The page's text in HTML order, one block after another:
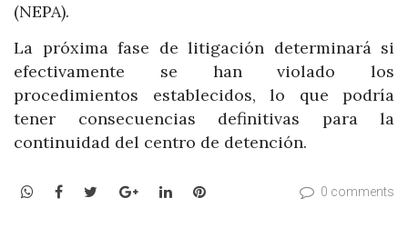
(NEPA).
La próxima fase de litigación determinará si
efectivamente se han violado los
procedimientos establecidos, lo que podría
tener consecuencias definitivas para la
continuidad del centro de detención.
WhatsApp
Facebook
TwitterGoogle+LinkedInPinterest 0 comments